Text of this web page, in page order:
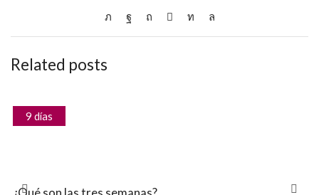
Related posts
9 días